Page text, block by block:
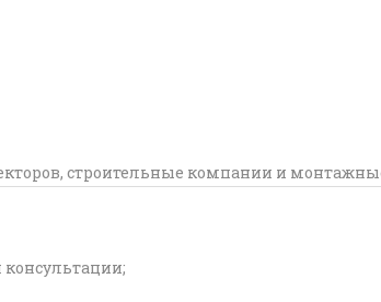
строительные компании и